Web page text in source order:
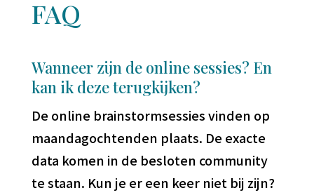
FAQ
Wanneer zijn de online sessies? En
kan ik deze terugkijken?
De online brainstormsessies vinden op
maandagochtenden plaats. De exacte
data komen in de besloten community
te staan. Kun je er een keer niet bij zijn?